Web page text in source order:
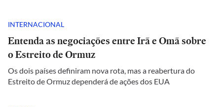
INTERNACIONAL
Entenda as negociações entre Irã e Omã sobre
o Estreito de Ormuz
Os dois países definiram nova rota, mas a reabertura do
Estreito de Ormuz dependerá de ações dos EUA